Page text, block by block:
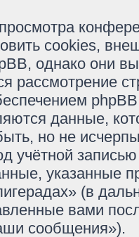
cookies,
однако они
рассмотрение
данные,
но не
учётной
указанные
(в
вами
сообщения»).